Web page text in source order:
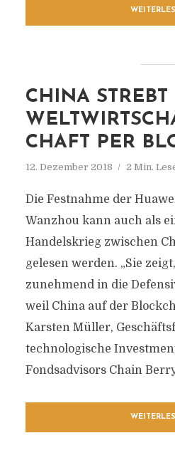
CHINA STREBT
CHAFT PER
12. Dezember 2018 2 Min.
Die Festnahme der
Wanzhou kann auch als
Handelskrieg zwischen
gelesen werden. „Sie
zunehmend in die
weil China auf der
Karsten Müller,
technologische
Fondsadvisors Chain